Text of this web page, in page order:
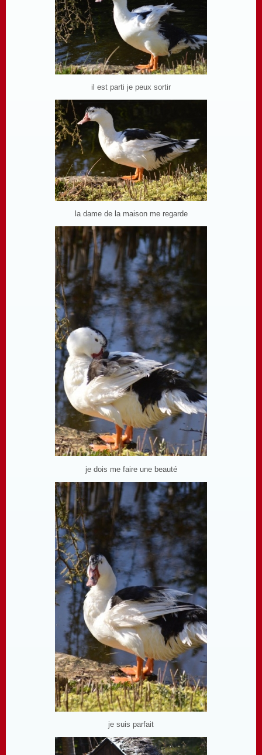
il est parti je peux sortir
la dame de la maison me regarde
je dois me faire une beauté
je suis parfait